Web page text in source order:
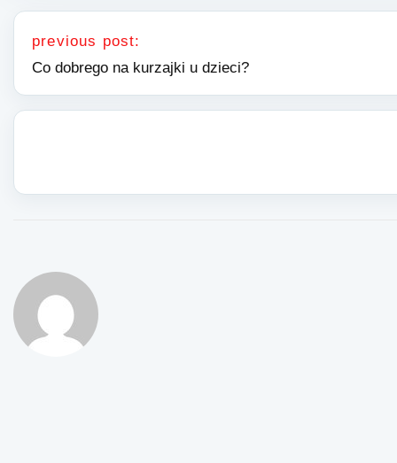
Nawigacja wpisu
previous post:
Co dobrego na kurzajki u dzieci?